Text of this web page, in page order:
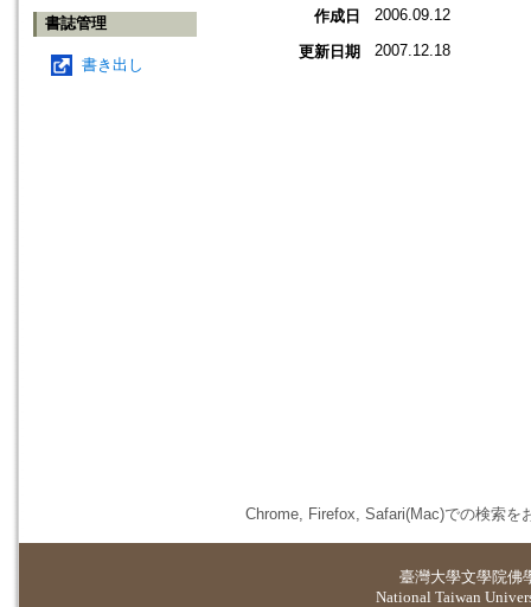
書誌管理
書き出し
作成日 2006.09.12
更新日期 2007.12.18
Chrome, Firefox, Safari(Mac)での検索を
臺灣大學文學院佛
National Taiwan